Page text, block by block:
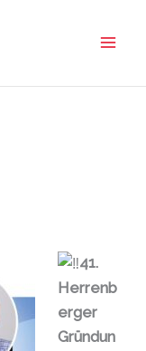
41.
Herrenb
erger
Gründun